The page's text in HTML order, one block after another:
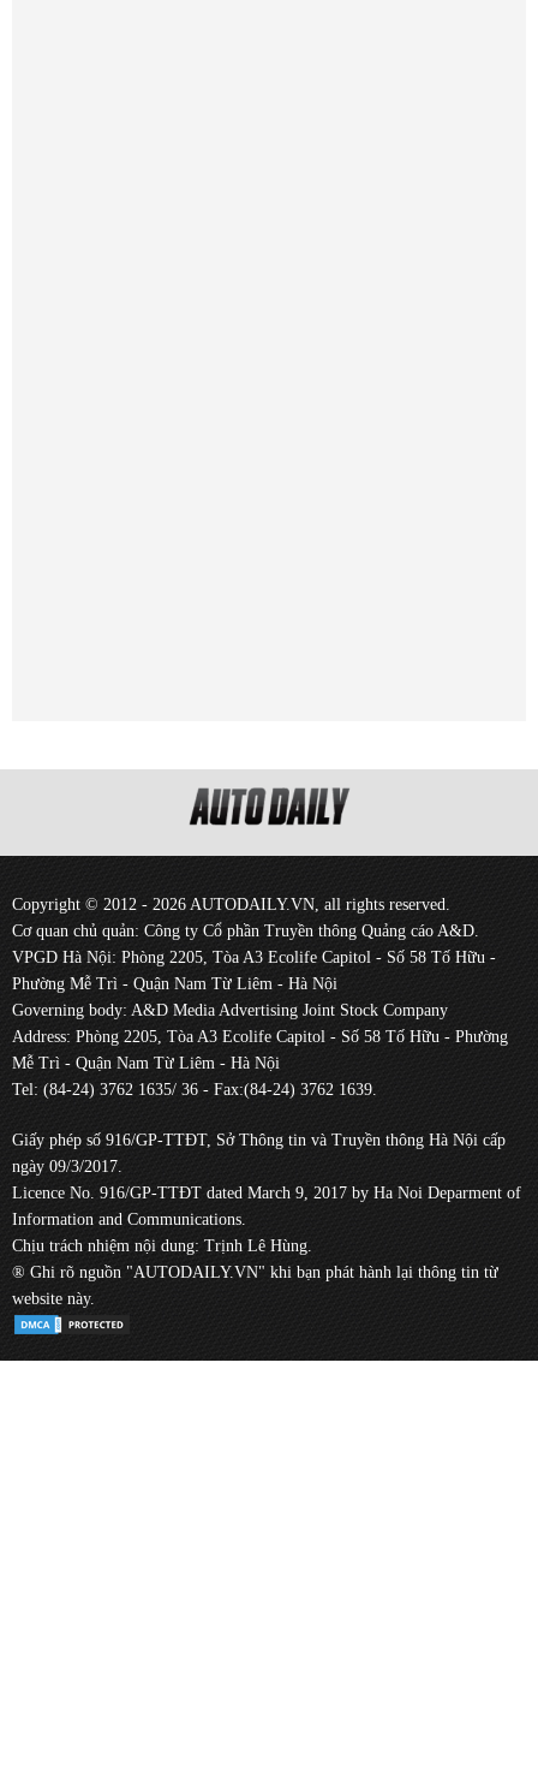
Copyright © 2012 - 2026 AUTODAILY.VN, all rights reserved.
Cơ quan chủ quản: Công ty Cổ phần Truyền thông Quảng cáo A&D.
VPGD Hà Nội: Phòng 2205, Tòa A3 Ecolife Capitol - Số 58 Tố Hữu -
Phường Mễ Trì - Quận Nam Từ Liêm - Hà Nội
Governing body: A&D Media Advertising Joint Stock Company
Address: Phòng 2205, Tòa A3 Ecolife Capitol - Số 58 Tố Hữu - Phường
Mễ Trì - Quận Nam Từ Liêm - Hà Nội
Tel: (84-24) 3762 1635/ 36 - Fax:(84-24) 3762 1639.
Giấy phép số 916/GP-TTĐT, Sở Thông tin và Truyền thông Hà Nội cấp
ngày 09/3/2017.
Licence No. 916/GP-TTĐT dated March 9, 2017 by Ha Noi Deparment of
Information and Communications.
Chịu trách nhiệm nội dung: Trịnh Lê Hùng.
® Ghi rõ nguồn "AUTODAILY.VN" khi bạn phát hành lại thông tin từ
website này.